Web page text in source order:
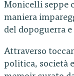
Monicelli seppe
maniera
del dopoguerra
Attraverso
politica, società